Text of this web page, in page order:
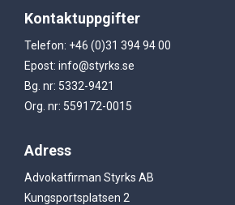
Kontaktuppgifter
Telefon: +46 (0)31 394 94 00
Epost: info@styrks.se
Bg. nr: 5332-9421
Org. nr: 559172-0015
Adress
Advokatfirman Styrks AB
Kungsportsplatsen 2